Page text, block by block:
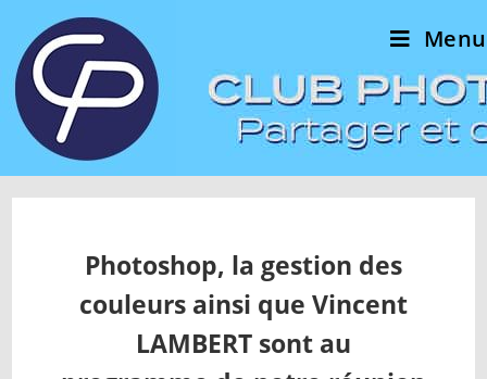
Menu
Photoshop, la gestion des
couleurs ainsi que Vincent
LAMBERT sont au